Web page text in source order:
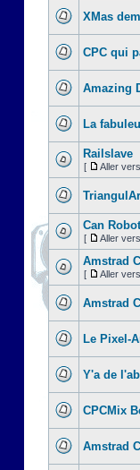
XMas
CPC qui
Amazing
La
Railslave
[ Aller
Can
[ Aller
Amstrad
[ Aller
Amstrad
Le Pixel-
Y'a de
CPCMix
Amstrad